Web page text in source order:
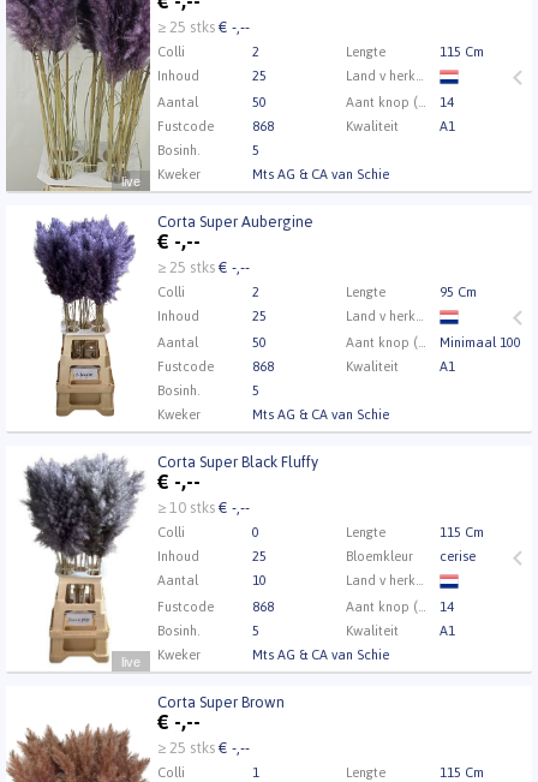
live
≥ 25 stks€ -,--
Colli 2 Lengte
115 Cm
Inhoud
25
Aantal
50 Aant knop (min.)
14
Fustcode
868 Kwaliteit
A1
Bosinh.
5
Kweker
Mts AG & CA van Schie
U moet ingelogd zijn om te kunnen kopen.
om in te loggen.
Corta Super Aubergine
€ -,--
≥ 25 stks€ -,--
Colli 2 Lengte
95 Cm
Inhoud
25
Aantal
50 Aant knop (min.)
Minimaal 100
Fustcode
868 Kwaliteit
A1
Bosinh.
5
Kweker
Mts AG & CA van Schie
Corta Super Aubergine
U moet ingelogd zijn om te kunnen kopen.
om in te loggen.
live
Corta Super Black Fluffy
€ -,--
≥ 10 stks€ -,--
Colli 0 Lengte
115 Cm
Inhoud
25 Bloemkleur
cerise
Aantal
10
Fustcode
868 Aant knop (min.)
14
Bosinh.
5 Kwaliteit
A1
Kweker
Mts AG & CA van Schie
Corta Super Black Fluffy
U moet ingelogd zijn om te kunnen kopen.
om in te loggen.
Corta Super Brown
€ -,--
≥ 25 stks€ -,--
Colli 1 Lengte
115 Cm
Corta Super Brown
U moet ingelogd zijn om te kunnen kopen.
om in te loggen.